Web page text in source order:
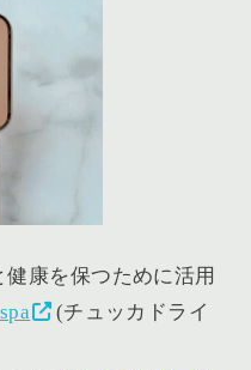
康を保つために活用
(チュッカドライ